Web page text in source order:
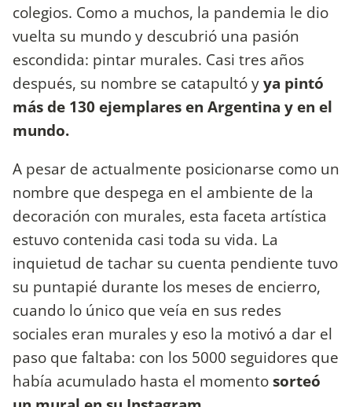
colegios. Como a muchos, la pandemia le dio
vuelta su mundo y descubrió una pasión
escondida: pintar murales. Casi tres años
después, su nombre se catapultó yya pintó
más de 130 ejemplares en Argentina y en el
mundo.
A pesar de actualmente posicionarse como un
nombre que despega en el ambiente de la
decoración con murales, esta faceta artística
estuvo contenida casi toda su vida. La
inquietud de tachar su cuenta pendiente tuvo
su puntapié durante los meses de encierro,
cuando lo único que veía en sus redes
sociales eran murales y eso la motivó a dar el
paso que faltaba: con los 5000 seguidores que
había acumulado hasta el momentosorteó